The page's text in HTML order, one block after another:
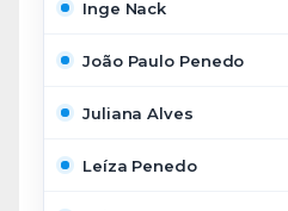
Inge Nack
João Paulo Penedo
Juliana Alves
Leíza Penedo